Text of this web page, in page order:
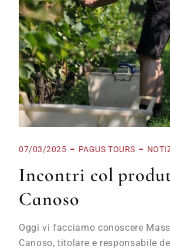
07/03/2025 PAGUS TOURS
Incontri col
Canoso
Oggi vi facciamo conoscere
Canoso, titolare e responsabile